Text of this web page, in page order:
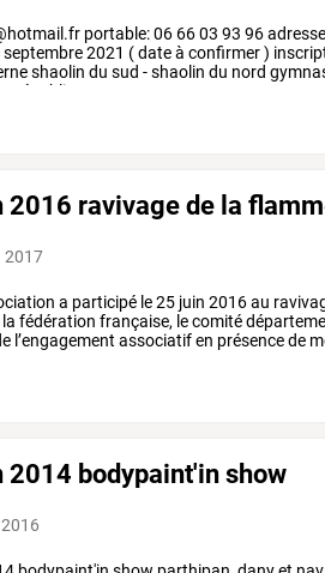
portable:06 6603 93 96
septembre2021 (dateà confirmer)
shaolin du sud -shaolin du nord
république
2016 ravivage de la
2017
a participé le25 juin 2016au
la fédération française, lecomité
l’engagement associatifen présencede
2014 bodypaint'in show